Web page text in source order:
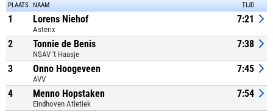
PLAATS NAAM TIJD
1 Lorens Niehof
Asterix
7:21
2 Tonnie de Benis
NSAV 't Haasje
7:38
3 Onno Hoogeveen
AVV
7:45
4 Menno Hopstaken
Eindhoven Atletiek
7:54